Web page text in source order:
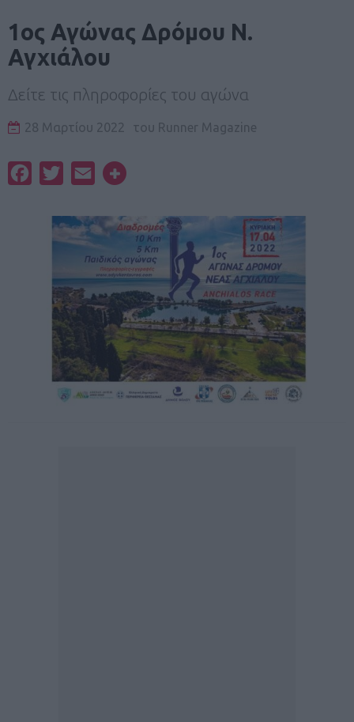
1ος Αγώνας Δρόμου Ν.
Αγχιάλου
Δείτε τις πληροφορίες του αγώνα
28 Μαρτίου 2022 του Runner Magazine
FacebookTwitterEmail